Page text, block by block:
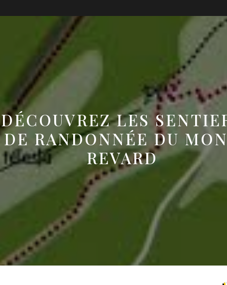
DÉCOUVREZ LES
DE RANDONNÉE DU
REVARD